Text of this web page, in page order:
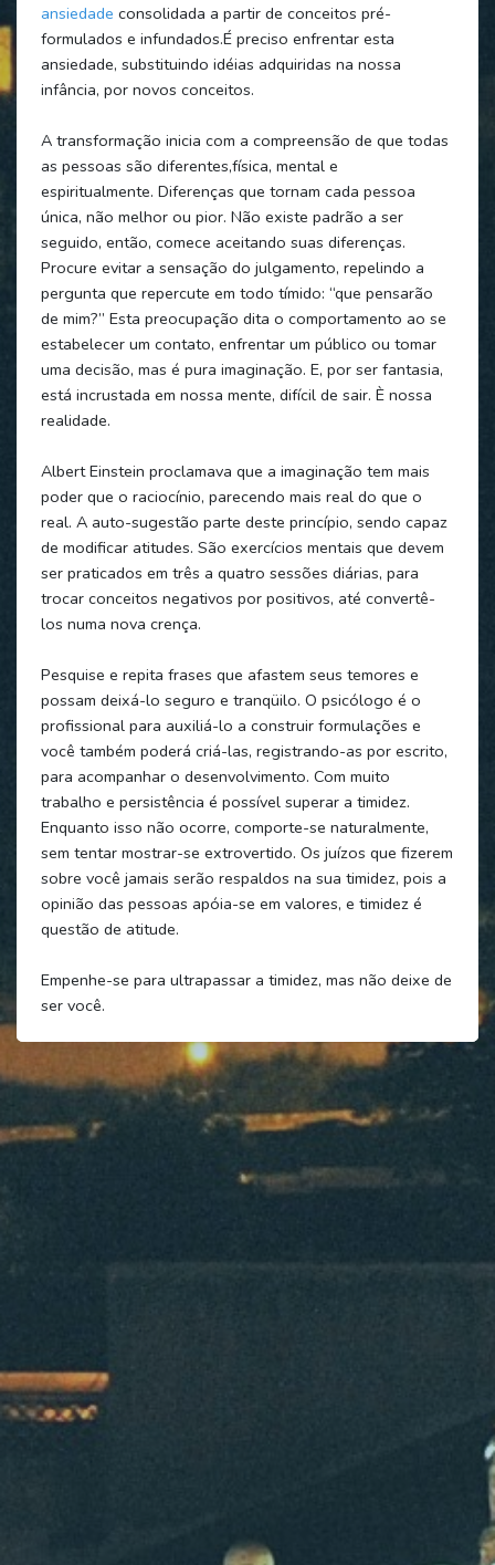
ansiedade consolidada a partir de conceitos pré-
formulados e infundados.É preciso enfrentar esta
ansiedade, substituindo idéias adquiridas na nossa
infância, por novos conceitos.
A transformação inicia com a compreensão de que todas
as pessoas são diferentes,física, mental e
espiritualmente. Diferenças que tornam cada pessoa
única, não melhor ou pior. Não existe padrão a ser
seguido, então, comece aceitando suas diferenças.
Procure evitar a sensação do julgamento, repelindo a
pergunta que repercute em todo tímido: “que pensarão
de mim?” Esta preocupação dita o comportamento ao se
estabelecer um contato, enfrentar um público ou tomar
uma decisão, mas é pura imaginação. E, por ser fantasia,
está incrustada em nossa mente, difícil de sair. È nossa
realidade.
Albert Einstein proclamava que a imaginação tem mais
poder que o raciocínio, parecendo mais real do que o
real. A auto-sugestão parte deste princípio, sendo capaz
de modificar atitudes. São exercícios mentais que devem
ser praticados em três a quatro sessões diárias, para
trocar conceitos negativos por positivos, até convertê-
los numa nova crença.
Pesquise e repita frases que afastem seus temores e
possam deixá-lo seguro e tranqüilo. O psicólogo é o
profissional para auxiliá-lo a construir formulações e
você também poderá criá-las, registrando-as por escrito,
para acompanhar o desenvolvimento. Com muito
trabalho e persistência é possível superar a timidez.
Enquanto isso não ocorre, comporte-se naturalmente,
sem tentar mostrar-se extrovertido. Os juízos que fizerem
sobre você jamais serão respaldos na sua timidez, pois a
opinião das pessoas apóia-se em valores, e timidez é
questão de atitude.
Empenhe-se para ultrapassar a timidez, mas não deixe de
ser você.